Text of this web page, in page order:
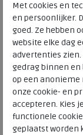
Voor 14:00
Altijd
Met cookies en
en persoonlijker.
goed. Ze hebben
website elke dag
advertenties
gedrag binnen en
op een anonieme
onze cookie- en
accepteren. Kies
functionele
geplaatst worden